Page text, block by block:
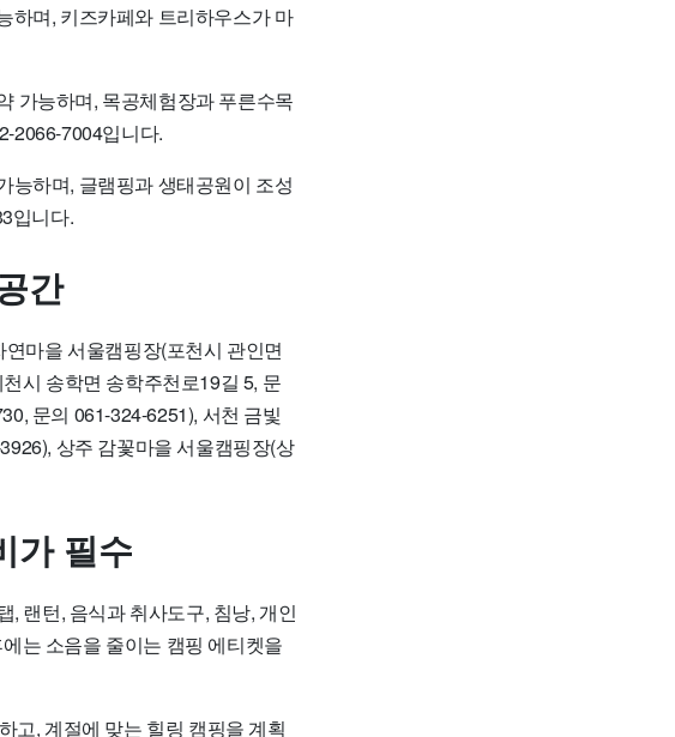
하며, 키즈카페와 트리하우스가 마
가능하며, 목공체험장과 푸른수목
2066-7004입니다.
능하며, 글램핑과 생태공원이 조성
입니다.
간
마을 서울캠핑장(포천시 관인면
시 송학면 송학주천로19길 5, 문
문의 061-324-6251), 서천 금빛
상주 감꽃마을 서울캠핑장(상
가 필수
, 랜턴, 음식과 취사도구, 침낭, 개인
는 소음을 줄이는 캠핑 에티켓을
고, 계절에 맞는 힐링 캠핑을 계획